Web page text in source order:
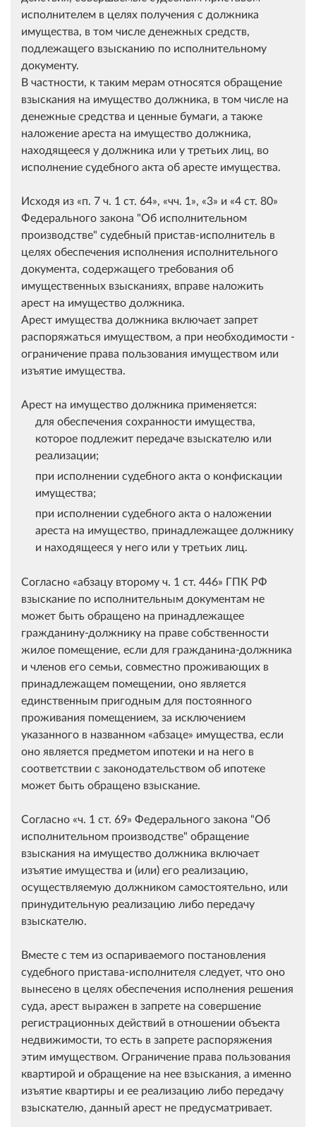
исполнителем в целях получения с должника
имущества, в том числе денежных средств,
подлежащего взысканию по исполнительному
документу.
В частности, к таким мерам относятся обращение
взыскания на имущество должника, в том числе на
денежные средства и ценные бумаги, а также
наложение ареста на имущество должника,
находящееся у должника или у третьих лиц, во
исполнение судебного акта об аресте имущества.
Исходя из п. 7 ч. 1 ст. 64 , чч. 1 , 3 и
4 ст. 80
Федерального закона "Об исполнительном
производстве" судебный пристав-исполнитель в
целях обеспечения исполнения исполнительного
документа, содержащего требования об
имущественных взысканиях, вправе наложить
арест на имущество должника.
Арест имущества должника включает запрет
распоряжаться имуществом, а при необходимости -
ограничение права пользования имуществом или
изъятие имущества.
Арест на имущество должника применяется:
для обеспечения сохранности имущества,
которое подлежит передаче взыскателю или
реализации;
при исполнении судебного акта о конфискации
имущества;
при исполнении судебного акта о наложении
ареста на имущество, принадлежащее должнику
и находящееся у него или у третьих лиц.
Согласно абзацу второму ч. 1 ст. 446
ГПК РФ
взыскание по исполнительным документам не
может быть обращено на принадлежащее
гражданину-должнику на праве собственности
жилое помещение, если для гражданина-должника
и членов его семьи, совместно проживающих в
принадлежащем помещении, оно является
единственным пригодным для постоянного
проживания помещением, за исключением
указанного в названном абзаце
имущества, если
оно является предметом ипотеки и на него в
соответствии с законодательством об ипотеке
может быть обращено взыскание.
Согласно ч. 1 ст. 69 Федерального закона "Об
исполнительном производстве" обращение
взыскания на имущество должника включает
изъятие имущества и (или) его реализацию,
осуществляемую должником самостоятельно, или
принудительную реализацию либо передачу
взыскателю.
Вместе с тем из оспариваемого постановления
судебного пристава-исполнителя следует, что оно
вынесено в целях обеспечения исполнения решения
суда, арест выражен в запрете на совершение
регистрационных действий в отношении объекта
недвижимости, то есть в запрете распоряжения
этим имуществом. Ограничение права пользования
квартирой и обращение на нее взыскания, а именно
изъятие квартиры и ее реализацию либо передачу
взыскателю, данный арест не предусматривает.